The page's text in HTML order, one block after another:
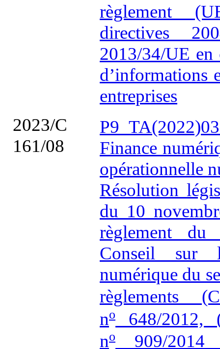
règlement
directives
2013/34/UE en
d’informations
entreprises
2023/C
161/08
Finance
opérationnelle
Résolution
du 10
règlement du
Conseil sur
numérique du
règlements
no
648/2012,
no
909/2014